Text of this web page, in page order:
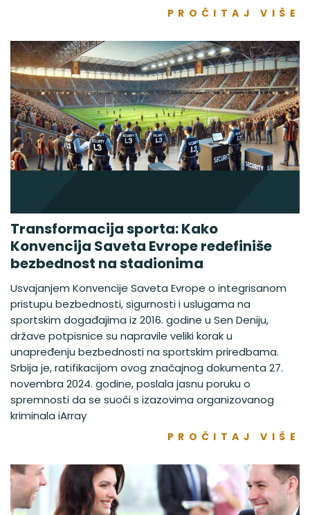
PROČITAJ VIŠE
Transformacija sporta: Kako
Konvencija Saveta Evrope redefiniše
bezbednost na stadionima
Usvajanjem Konvencije Saveta Evrope o integrisanom
pristupu bezbednosti, sigurnosti i uslugama na
sportskim događajima iz 2016. godine u Sen Deniju,
države potpisnice su napravile veliki korak u
unapređenju bezbednosti na sportskim priredbama.
Srbija je, ratifikacijom ovog značajnog dokumenta 27.
novembra 2024. godine, poslala jasnu poruku o
spremnosti da se suoči s izazovima organizovanog
kriminala iArray
PROČITAJ VIŠE